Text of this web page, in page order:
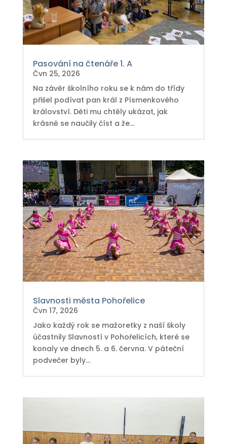
Pasování na čtenáře 1. A
Čvn 25, 2026
Na závěr školního roku se k nám do třídy
přišel podívat pan král z Písmenkového
království. Děti mu chtěly ukázat, jak
krásně se naučily číst a že...
Slavnosti města Pohořelice
Čvn 17, 2026
Jako každý rok se mažoretky z naší školy
účastnily Slavností v Pohořelicích, které se
konaly ve dnech 5. a 6. června. V páteční
podvečer byly...